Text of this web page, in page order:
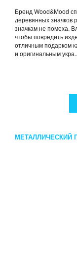
Бренд Wood&Mood
деревянных значков
значкам не помеха.
чтобы повредить
отличным подарком
и оригинальным
МЕТАЛЛИЧЕСКИЙ